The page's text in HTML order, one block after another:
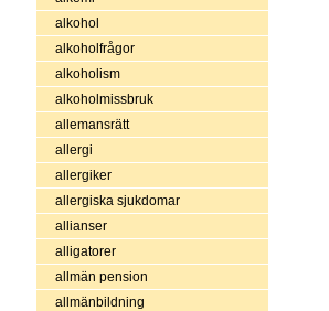
alkohol
alkoholfrågor
alkoholism
alkoholmissbruk
allemansrätt
allergi
allergiker
allergiska sjukdomar
allianser
alligatorer
allmän pension
allmänbildning